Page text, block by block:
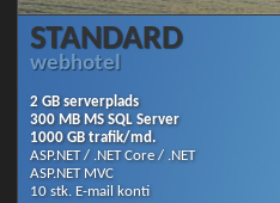
STANDARD
webhotel
2 GB serverplads
300 MB MS SQL Server
1000 GB trafik/md.
ASP.NET / .NET Core / .NET
ASP.NET MVC
10 stk. E-mail konti